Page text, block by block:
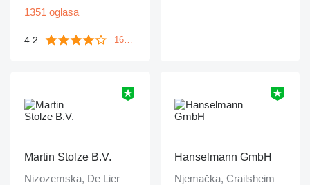
1351 oglasa
4.2 1671 komentara
Martin Stolze B.V.
Nizozemska, De Lier
Hanselmann GmbH
Njemačka, Crailsheim